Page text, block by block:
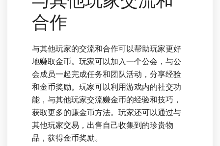
合作
与其他玩家的交流和合作可以帮助玩家更好
地赚取金币。玩家可以加入一个公会，与公
会成员一起完成任务和团队活动，分享经验
和金币奖励。玩家可以利用游戏内的社交功
能，与其他玩家交流赚金币的经验和技巧，
获取更多的赚金币方法。玩家还可以通过与
其他玩家交易，出售自己收集到的珍贵物
品，获得金币奖励。